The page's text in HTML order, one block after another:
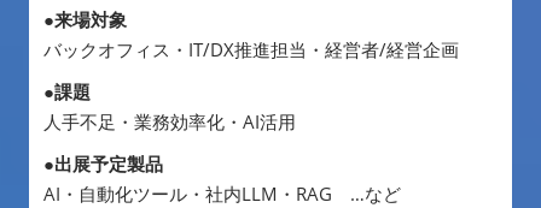
●来場対象
バックオフィス・IT/DX推進担当・経営者/経営企画
●課題
人手不足・業務効率化・AI活用
●出展予定製品
AI・自動化ツール・社内LLM・RAG …など